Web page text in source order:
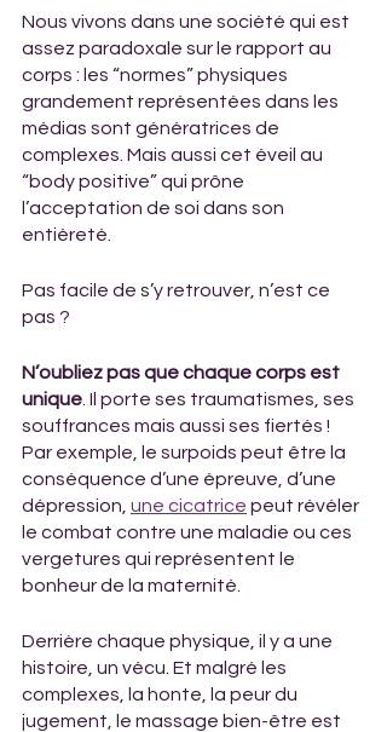
Nous vivons dans une société qui est
assez paradoxale sur le rapport au
corps : les “normes” physiques
grandement représentées dans les
médias sont génératrices de
complexes. Mais aussi cet éveil au
“body positive” qui prône
l’acceptation de soi dans son
entièreté.
Pas facile de s’y retrouver, n’est ce
pas ?
N’oubliez pas que chaque corps est
unique . Il porte ses traumatismes, ses
souffrances mais aussi ses fiertés !
Par exemple, le surpoids peut être la
conséquence d’une épreuve, d’une
dépression, une cicatrice peut révéler
le combat contre une maladie ou ces
vergetures qui représentent le
bonheur de la maternité.
Derrière chaque physique, il y a une
histoire, un vécu. Et malgré les
complexes, la honte, la peur du
jugement, le massage bien-être est